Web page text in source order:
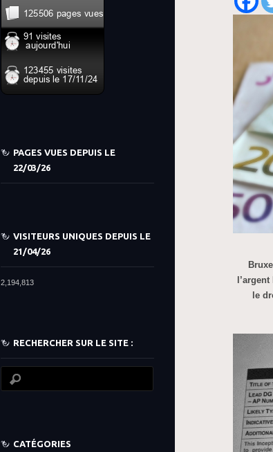
le
PAGES VUES DEPUIS LE
22/03/26
VISITEURS UNIQUES DEPUIS LE
21/04/26
2,194,813
RECHERCHER SUR LE SITE :
CATÉGORIES